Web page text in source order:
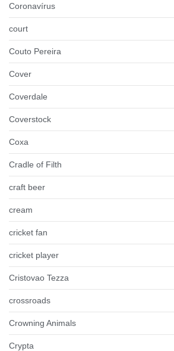
Coronavírus
court
Couto Pereira
Cover
Coverdale
Coverstock
Coxa
Cradle of Filth
craft beer
cream
cricket fan
cricket player
Cristovao Tezza
crossroads
Crowning Animals
Crypta